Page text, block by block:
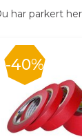
har parkert
40%